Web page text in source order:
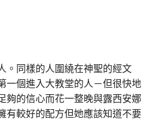
。同樣的人圍繞在神聖的經文
一個進入大教堂的人－但很快地
夠的信心而花一整晚與露西安娜
有較好的配方但她應該知道不要